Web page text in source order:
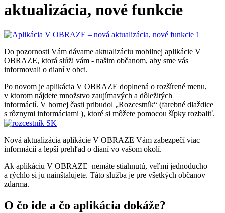
aktualizácia, nové funkcie
Do pozornosti Vám dávame aktualizáciu mobilnej aplikácie V
OBRAZE, ktorá slúži vám - našim občanom, aby sme vás
informovali o dianí v obci.
Po novom je aplikácia V OBRAZE doplnená o rozšírené menu,
v ktorom nájdete množstvo zaujímavých a dôležitých
informácií. V hornej časti pribudol „Rozcestník“ (farebné dlaždice
s rôznymi informáciami ), ktoré si môžete pomocou šípky rozbaliť.
Nová aktualizácia aplikácie V OBRAZE Vám zabezpečí viac
informácií a lepší prehľad o dianí vo vašom okolí.
Ak aplikáciu V OBRAZE nemáte stiahnutú, veľmi jednoducho
a rýchlo si ju nainštalujete. Táto služba je pre všetkých občanov
zdarma.
O čo ide a čo aplikácia dokáže?